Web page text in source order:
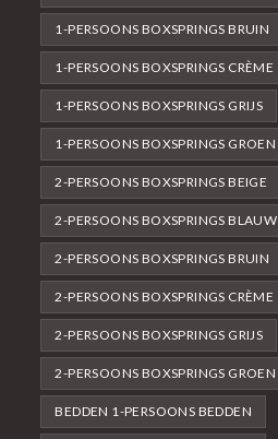
1-PERSOONS BOXSPRINGS BRUIN
1-PERSOONS BOXSPRINGS CRÈME
1-PERSOONS BOXSPRINGS GRIJS
1-PERSOONS BOXSPRINGS GROEN
2-PERSOONS BOXSPRINGS BEIGE
2-PERSOONS BOXSPRINGS BLAUW
2-PERSOONS BOXSPRINGS BRUIN
2-PERSOONS BOXSPRINGS CRÈME
2-PERSOONS BOXSPRINGS GRIJS
2-PERSOONS BOXSPRINGS GROEN
BEDDEN 1-PERSOONS BEDDEN